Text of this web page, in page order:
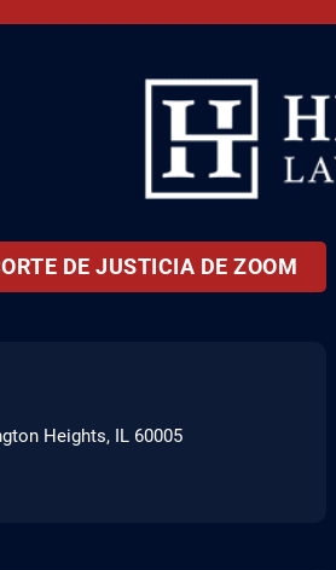
DE JUSTICIA DE ZOOM
Heights, IL 60005